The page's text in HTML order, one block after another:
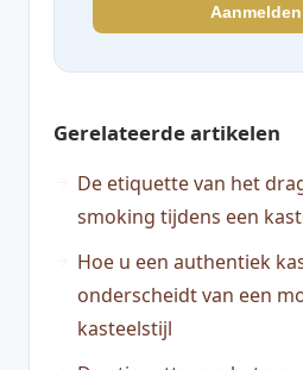
Gerelateerde artikelen
De etiquette van het
smoking tijdens een
Hoe u een authentiek
onderscheidt van een
kasteelstijl